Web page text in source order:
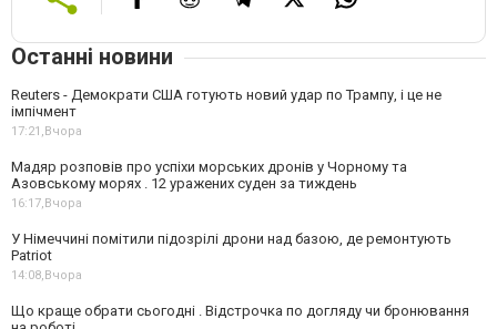
Останні новини
Reuters - Демократи США готують новий удар по Трампу, і це не
імпічмент
17:21,Вчора
Мадяр розповів про успіхи морських дронів у Чорному та
Азовському морях . 12 уражених суден за тиждень
16:17,Вчора
У Німеччині помітили підозрілі дрони над базою, де ремонтують
Patriot
14:08,Вчора
Що краще обрати сьогодні . Відстрочка по догляду чи бронювання